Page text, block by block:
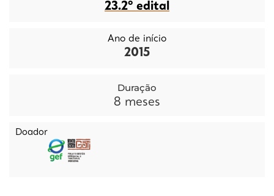
23.2º edital
Ano de início
2015
Duração
8 meses
Doador